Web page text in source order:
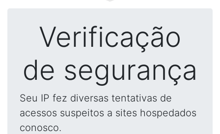
Verificação
de segurança
Seu IP fez diversas tentativas de
acessos suspeitos a sites hospedados
conosco.